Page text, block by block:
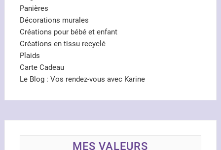
Panières
Décorations murales
Créations pour bébé et enfant
Créations en tissu recyclé
Plaids
Carte Cadeau
Le Blog : Vos rendez-vous avec Karine
MES VALEURS